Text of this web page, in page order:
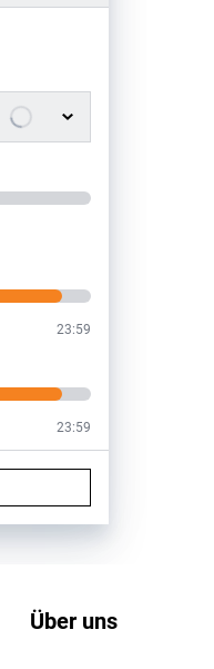
23:59
23:59
Über uns